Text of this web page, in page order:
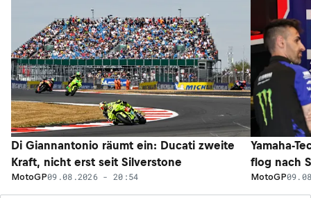
Di Giannantonio räumt ein: Ducati zweite
Kraft, nicht erst seit Silverstone
MotoGP09.08.2026 - 20:54
Yamaha-
flog nach
MotoGP